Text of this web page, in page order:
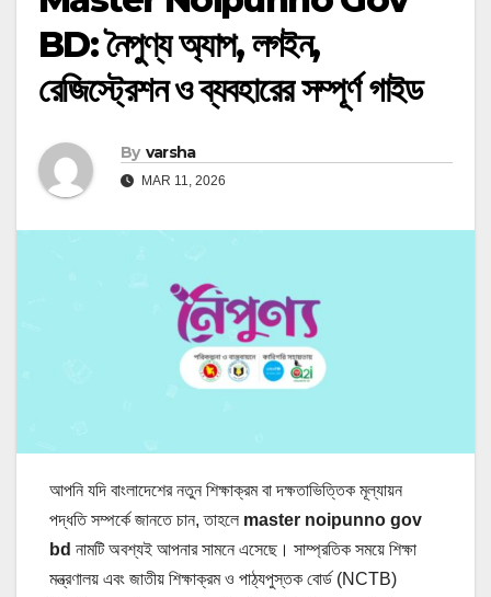
BD: নৈপুণ্য অ্যাপ, লগইন,
রেজিস্ট্রেশন ও ব্যবহারের সম্পূর্ণ গাইড
By varsha
MAR 11, 2026
আপনি যদি বাংলাদেশের নতুন শিক্ষাক্রম বা দক্ষতাভিত্তিক মূল্যায়ন
পদ্ধতি সম্পর্কে জানতে চান, তাহলে master noipunno gov
bd নামটি অবশ্যই আপনার সামনে এসেছে। সাম্প্রতিক সময়ে শিক্ষা
মন্ত্রণালয় এবং জাতীয় শিক্ষাক্রম ও পাঠ্যপুস্তক বোর্ড (NCTB)